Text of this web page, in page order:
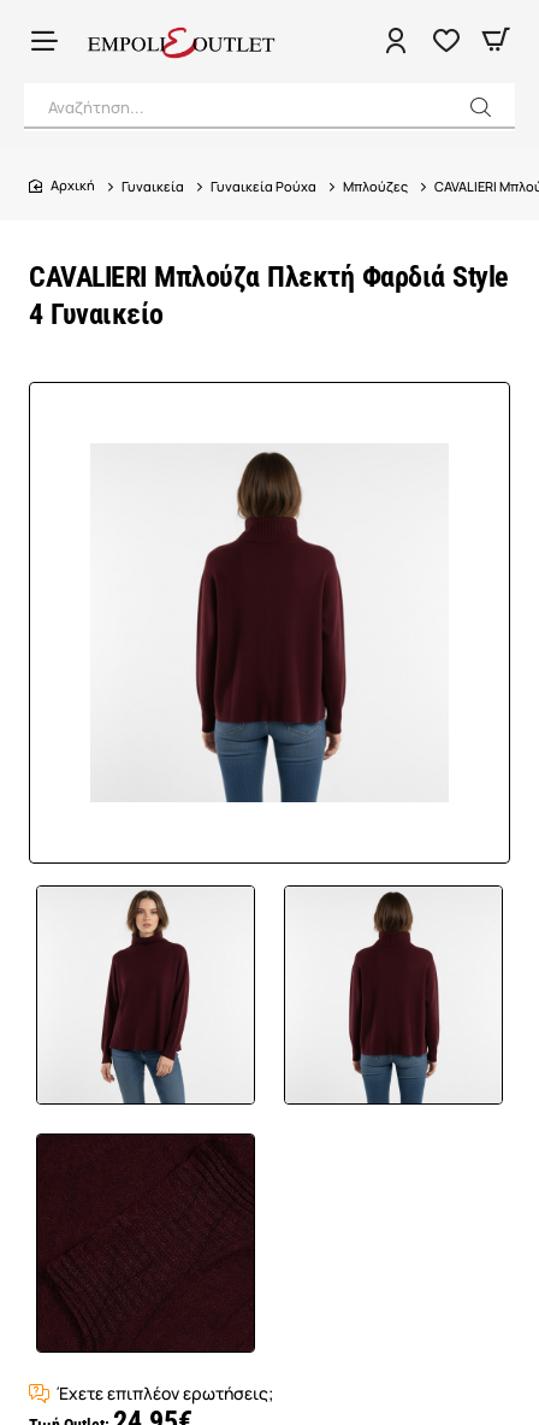
Αναζήτηση...
CAVALIERI Μπλούζα Πλεκτή Φαρδιά Style
4 Γυναικείο
home
Γυναικεία Γυναικεία Ρούχα Μπλούζες CAVALIERI
BEST SELLER
Έχετε επιπλέον ερωτήσεις;